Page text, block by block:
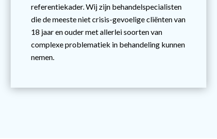
referentiekader. Wij zijn behandelspecialisten
die de meeste niet crisis-gevoelige cliënten van
18 jaar en ouder met allerlei soorten van
complexe problematiek in behandeling kunnen
nemen.